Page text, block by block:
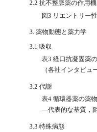
2.2 抗不整脈薬の作用
図3 リエントリー
3. 薬物動態と薬力学
3.1 吸収
表3 経口抗凝固薬
（各社インタビュ
3.2 代謝
表4 循環器薬の薬
—代表的な基質，
3.3 特殊病態